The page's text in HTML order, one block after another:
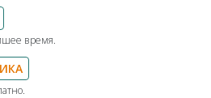
время.